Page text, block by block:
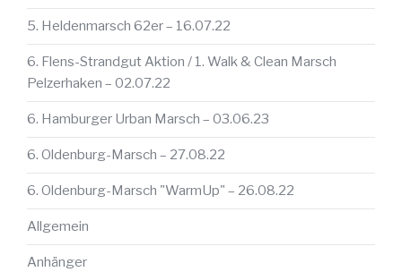
5. Heldenmarsch 62er – 16.07.22
6. Flens-Strandgut Aktion / 1. Walk & Clean Marsch
Pelzerhaken – 02.07.22
6. Hamburger Urban Marsch – 03.06.23
6. Oldenburg-Marsch – 27.08.22
6. Oldenburg-Marsch "WarmUp" – 26.08.22
Allgemein
Anhänger